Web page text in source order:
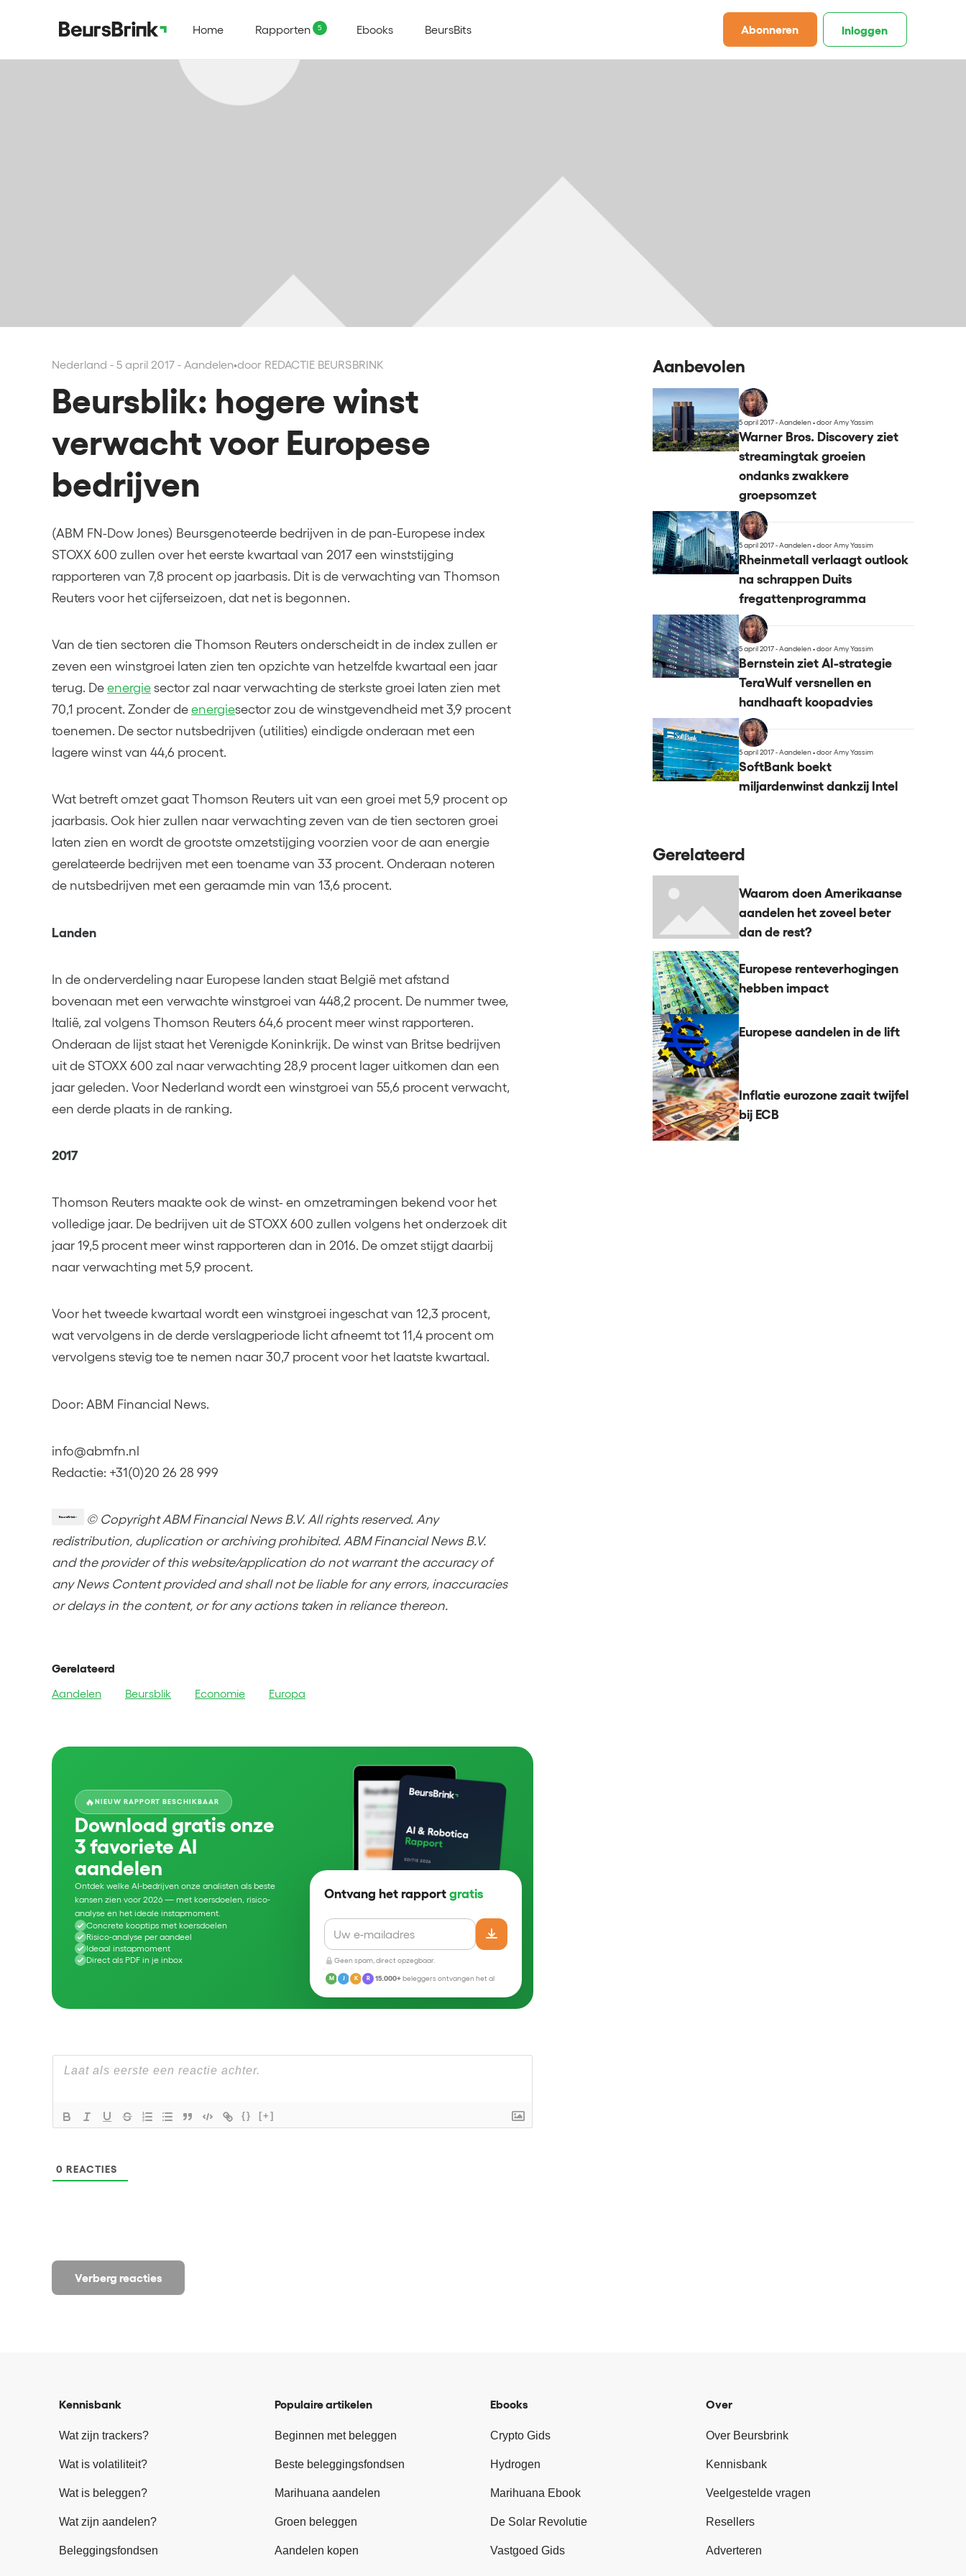
Home Rapporten Ebooks BeursBits Abonneren Inloggen
Nederland - 5 april 2017 - Aandelen•door REDACTIE BEURSBRINK
Beursblik: hogere winst
verwacht voor Europese
bedrijven
(ABM FN-Dow Jones) Beursgenoteerde bedrijven in de pan-Europese index
STOXX 600 zullen over het eerste kwartaal van 2017 een winststijging
rapporteren van 7,8 procent op jaarbasis. Dit is de verwachting van Thomson
Reuters voor het cijferseizoen, dat net is begonnen.
Van de tien sectoren die Thomson Reuters onderscheidt in de index zullen er
zeven een winstgroei laten zien ten opzichte van hetzelfde kwartaal een jaar
terug. De energie sector zal naar verwachting de sterkste groei laten zien met
70,1 procent. Zonder de energiesector zou de winstgevendheid met 3,9 procent
toenemen. De sector nutsbedrijven (utilities) eindigde onderaan met een
lagere winst van 44,6 procent.
Wat betreft omzet gaat Thomson Reuters uit van een groei met 5,9 procent op
jaarbasis. Ook hier zullen naar verwachting zeven van de tien sectoren groei
laten zien en wordt de grootste omzetstijging voorzien voor de aan energie
gerelateerde bedrijven met een toename van 33 procent. Onderaan noteren
de nutsbedrijven met een geraamde min van 13,6 procent.
Landen
In de onderverdeling naar Europese landen staat België met afstand
bovenaan met een verwachte winstgroei van 448,2 procent. De nummer twee,
Italië, zal volgens Thomson Reuters 64,6 procent meer winst rapporteren.
Onderaan de lijst staat het Verenigde Koninkrijk. De winst van Britse bedrijven
uit de STOXX 600 zal naar verwachting 28,9 procent lager uitkomen dan een
jaar geleden. Voor Nederland wordt een winstgroei van 55,6 procent verwacht,
een derde plaats in de ranking.
2017
Thomson Reuters maakte ook de winst- en omzetramingen bekend voor het
volledige jaar. De bedrijven uit de STOXX 600 zullen volgens het onderzoek dit
jaar 19,5 procent meer winst rapporteren dan in 2016. De omzet stijgt daarbij
naar verwachting met 5,9 procent.
Voor het tweede kwartaal wordt een winstgroei ingeschat van 12,3 procent,
wat vervolgens in de derde verslagperiode licht afneemt tot 11,4 procent om
vervolgens stevig toe te nemen naar 30,7 procent voor het laatste kwartaal.
Door: ABM Financial News.
info@abmfn.nl
Redactie: +31(0)20 26 28 999
© Copyright ABM Financial News B.V. All rights reserved. Any
redistribution, duplication or archiving prohibited. ABM Financial News B.V.
and the provider of this website/application do not warrant the accuracy of
any News Content provided and shall not be liable for any errors, inaccuracies
or delays in the content, or for any actions taken in reliance thereon.
Gerelateerd
Aandelen
Beursblik Economie Europa
🔥NIEUW RAPPORT BESCHIKBAAR
Download gratis onze
3 favoriete AI
aandelen
Ontdek welke AI-bedrijven onze analisten als beste
kansen zien voor 2026 — met koersdoelen, risico-
analyse en het ideale instapmoment.
Concrete kooptips met koersdoelen
Risico-analyse per aandeel
Ideaal instapmoment
Direct als PDF in je inbox
Ontvang het rapport gratis
Geen spam, direct opzegbaar.
M J K R 15.000+beleggers ontvangen het al
Verberg reacties
{} [+]
0 REACTIES
Aanbevolen
5 april 2017 - Aandelen•door Amy Yassim
Warner Bros. Discovery ziet
streamingtak groeien
ondanks zwakkere
groepsomzet
5 april 2017 - Aandelen•door Amy Yassim
Rheinmetall verlaagt outlook
na schrappen Duits
fregattenprogramma
5 april 2017 - Aandelen•door Amy Yassim
Bernstein ziet AI-strategie
TeraWulf versnellen en
handhaaft koopadvies
5 april 2017 - Aandelen•door Amy Yassim
SoftBank boekt
miljardenwinst dankzij Intel
Gerelateerd
Waarom doen Amerikaanse
aandelen het zoveel beter
dan de rest?
Europese renteverhogingen
hebben impact
Europese aandelen in de lift
Inflatie eurozone zaait twijfel
bij ECB
Kennisbank
Wat zijn trackers?
Wat is volatiliteit?
Wat is beleggen?
Wat zijn aandelen?
Beleggingsfondsen
Populaire artikelen
Beginnen met beleggen
Beste beleggingsfondsen
Marihuana aandelen
Groen beleggen
Aandelen kopen
Ebooks
Crypto Gids
Hydrogen
Marihuana Ebook
De Solar Revolutie
Vastgoed Gids
Over
Over Beursbrink
Kennisbank
Veelgestelde vragen
Resellers
Adverteren